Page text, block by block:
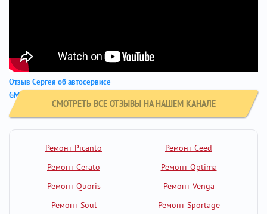
Отзыв Сергея об автосервисе
GM City - Hyundai Elantra
СМОТРЕТЬ ВСЕ ОТЗЫВЫ НА НАШЕМ КАНАЛЕ
Ремонт Picanto
Ремонт Ceed
Ремонт Cerato
Ремонт Optima
Ремонт Quoris
Ремонт Venga
Ремонт Soul
Ремонт Sportage